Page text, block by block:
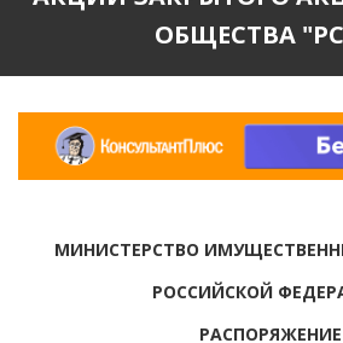
ОБЩЕСТВА
МИНИСТЕРСТВО
РОССИЙСКОЙ
РАСПОРЯЖЕНИЕ